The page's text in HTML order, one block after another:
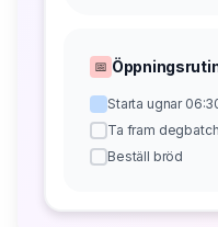
📅
Starta ugnar
Ta fram
Beställ bröd